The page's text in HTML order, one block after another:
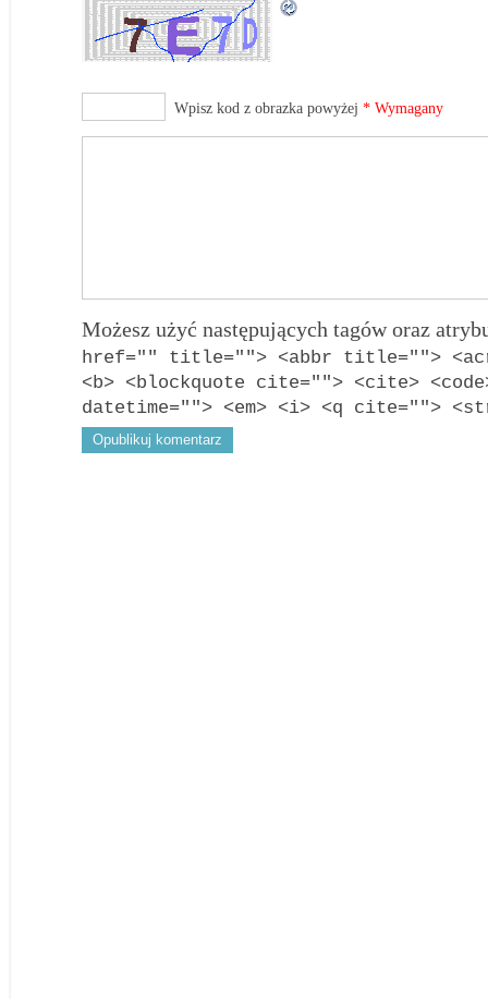
Wpisz kod z obrazka powyżej * Wymagany
Możesz użyć następujących tagów oraz
href="" title=""> <abbr title="">
<b> <blockquote cite=""> <cite>
datetime=""> <em> <i> <q cite="">